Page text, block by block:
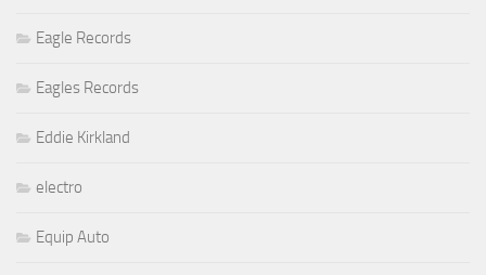
Eagle Records
Eagles Records
Eddie Kirkland
electro
Equip Auto